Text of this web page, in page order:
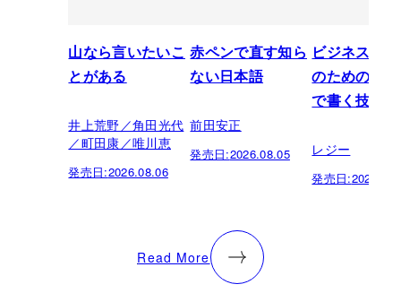
山なら言いたいこ
とがある
井上荒野／角田光代
／町田康／唯川恵
発売日:2026.08.06
赤ペンで直す知ら
ない日本語
前田安正
発売日:2026.08.05
ビジネスパ
のための「
で書く技術
レジー
発売日:
Read More